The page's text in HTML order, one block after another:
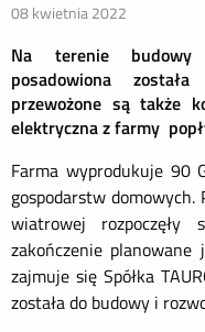
08 kwietnia 2022
Na terenie budowy
posadowiona
przewożone są także
elektryczna z farmy
Farma wyprodukuje 90
gospodarstw
wiatrowej
zakończenie
zajmuje się Spółka
została do budowy i